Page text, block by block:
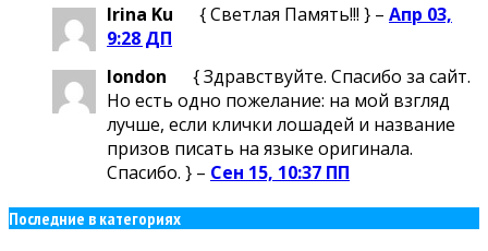
Irina Ku
{ Светлая Память!!! } – Апр 03,
9:28 ДП
london
{ Здравствуйте. Спасибо за сайт.
Но есть одно пожелание: на мой взгляд
лучше, если клички лошадей и название
призов писать на языке оригинала.
Спасибо. } – Сен 15, 10:37 ПП
Последние в категориях